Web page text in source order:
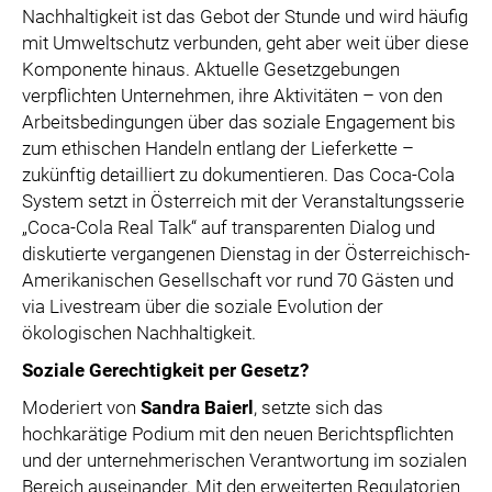
Nachhaltigkeit ist das Gebot der Stunde und wird häufig
mit Umweltschutz verbunden, geht aber weit über diese
Komponente hinaus. Aktuelle Gesetzgebungen
verpflichten Unternehmen, ihre Aktivitäten – von den
Arbeitsbedingungen über das soziale Engagement bis
zum ethischen Handeln entlang der Lieferkette –
zukünftig detailliert zu dokumentieren. Das Coca-Cola
System setzt in Österreich mit der Veranstaltungsserie
„Coca-Cola Real Talk“ auf transparenten Dialog und
diskutierte vergangenen Dienstag in der Österreichisch-
Amerikanischen Gesellschaft vor rund 70 Gästen und
via Livestream über die soziale Evolution der
ökologischen Nachhaltigkeit.
Soziale Gerechtigkeit per Gesetz?
Moderiert von Sandra Baierl, setzte sich das
hochkarätige Podium mit den neuen Berichtspflichten
und der unternehmerischen Verantwortung im sozialen
Bereich auseinander. Mit den erweiterten Regulatorien